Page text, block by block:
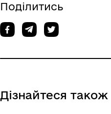
Поділитись
Дізнайтеся також